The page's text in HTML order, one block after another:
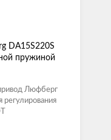
DA15S220S
пружиной
Люфберг
регулирования